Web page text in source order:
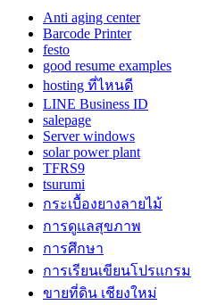
Anti aging center
Barcode Printer
festo
good resume examples
hosting ที่ไหนดี
LINE Business ID
salepage
Server windows
solar power plant
TFRS9
tsurumi
กระเบื้องยางลายไม้
การดูแลสุขภาพ
การศึกษา
การเรียนเขียนโปรแกรม
ขายที่ดิน เชียงใหม่